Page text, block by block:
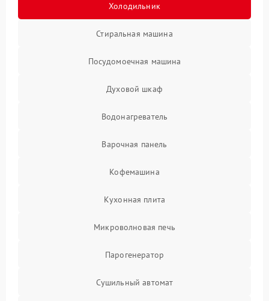
Холодильник
Стиральная машина
Посудомоечная машина
Духовой шкаф
Водонагреватель
Варочная панель
Кофемашина
Кухонная плита
Микроволновая печь
Парогенератор
Сушильный автомат